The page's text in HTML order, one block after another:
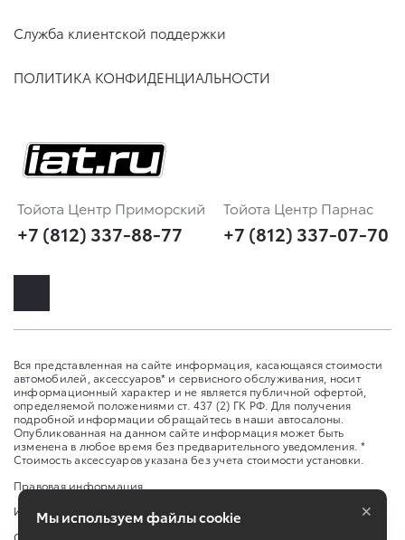
Служба клиентской поддержки
ПОЛИТИКА КОНФИДЕНЦИАЛЬНОСТИ
Тойота Центр Приморский
+7 (812) 337-88-77
Тойота Центр Парнас
+7 (812) 337-07-70
Вся представленная на сайте информация, касающаяся стоимости
автомобилей, аксессуаров* и сервисного обслуживания, носит
информационный характер и не является публичной офертой,
определяемой положениями ст. 437 (2) ГК РФ. Для получения
подробной информации обращайтесь в наши автосалоны.
Опубликованная на данном сайте информация может быть
изменена в любое время без предварительного уведомления. *
Стоимость аксессуаров указана без учета стоимости установки.
Правовая информация
Изменить настройку cookies
Сбросить cookie
Мы используем файлы cookie ×